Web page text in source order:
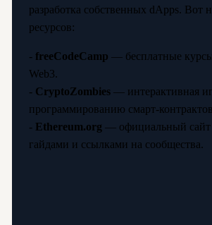
разработка собственных dApps. Вот
ресурсов:
- freeCodeCamp — бесплатные
Web3.
- CryptoZombies— интерактивная
программированию смарт-
- Ethereum.org — официальный сайт
гайдами и ссылками на сообщества.